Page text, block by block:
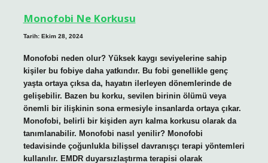
Monofobi Ne Korkusu
Tarih: Ekim 28, 2024
Monofobi neden olur? Yüksek kaygı seviyelerine sahip
kişiler bu fobiye daha yatkındır. Bu fobi genellikle genç
yaşta ortaya çıksa da, hayatın ilerleyen dönemlerinde de
gelişebilir. Bazen bu korku, sevilen birinin ölümü veya
önemli bir ilişkinin sona ermesiyle insanlarda ortaya çıkar.
Monofobi, belirli bir kişiden ayrı kalma korkusu olarak da
tanımlanabilir. Monofobi nasıl yenilir? Monofobi
tedavisinde çoğunlukla bilişsel davranışçı terapi yöntemleri
kullanılır. EMDR duyarsızlaştırma terapisi olarak